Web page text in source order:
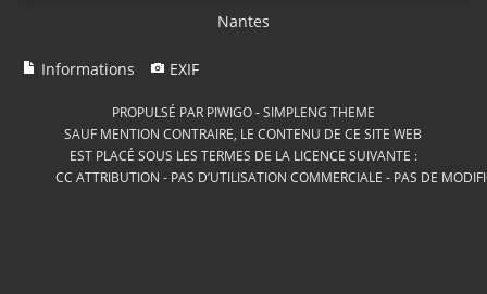
Nantes
Informations EXIF
PROPULSÉ PAR PIWIGO-SIMPLENG THEME
SAUF MENTION CONTRAIRE, LE CONTENU DE CE SITE WEB
EST PLACÉ SOUS LES TERMES DE LA LICENCE SUIVANTE :
CC ATTRIBUTION - PAS D’UTILISATION COMMERCIALE - PAS DE